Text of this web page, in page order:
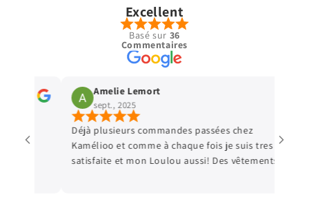
Excellent
Basé sur 36
Commentaires
Amelie Lemort
sept., 2025
Déjà plusieurs commandes passées chez
Kamélioo et comme à chaque fois je suis tres
satisfaite et mon Loulou aussi! Des vêtements